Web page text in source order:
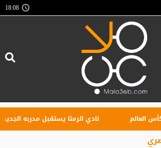
18:08
نادي الرمثا يستقبل مدربه الجديد